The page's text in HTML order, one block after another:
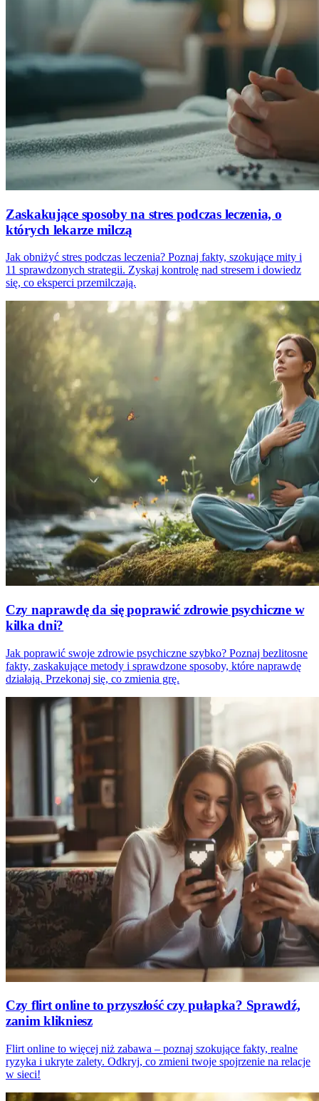
Zaskakujące sposoby na stres podczas leczenia, o
których lekarze milczą
Jak obniżyć stres podczas leczenia? Poznaj fakty, szokujące mity i
11 sprawdzonych strategii. Zyskaj kontrolę nad stresem i dowiedz
się, co eksperci przemilczają.
Czy naprawdę da się poprawić zdrowie psychiczne w
kilka dni?
Jak poprawić swoje zdrowie psychiczne szybko? Poznaj bezlitosne
fakty, zaskakujące metody i sprawdzone sposoby, które naprawdę
działają. Przekonaj się, co zmienia grę.
Czy flirt online to przyszłość czy pułapka? Sprawdź,
zanim klikniesz
Flirt online to więcej niż zabawa – poznaj szokujące fakty, realne
ryzyka i ukryte zalety. Odkryj, co zmieni twoje spojrzenie na relacje
w sieci!